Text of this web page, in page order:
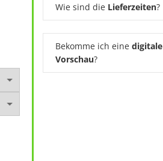
Wie sind die Lieferzeiten?
Bekomme ich eine digitale
Vorschau?